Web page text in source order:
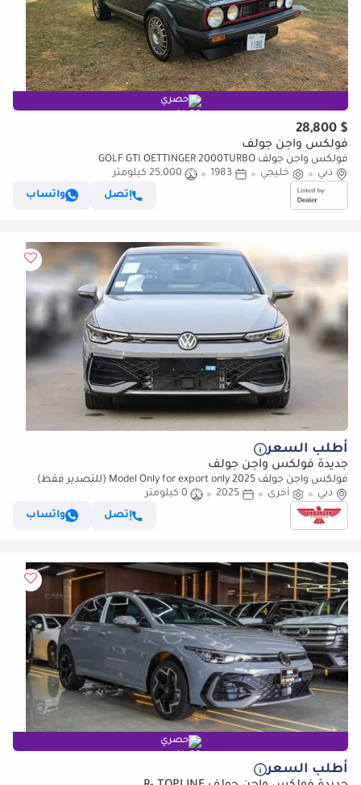
حصري
$ 28,800
فولكس واجن جولف
فولكس واجن جولف GOLF GTI OETTINGER 2000TURBO
دبي
خليجي 1983
25,000 كيلومتر
إتصل
واتساب
أطلب السعر
جديدة فولكس واجن جولف
فولكس واجن جولف 2025 Model Only for export only (للتصدير فقط)
دبي
أخرى 2025
0 كيلومتر
إتصل
واتساب
حصري
أطلب السعر